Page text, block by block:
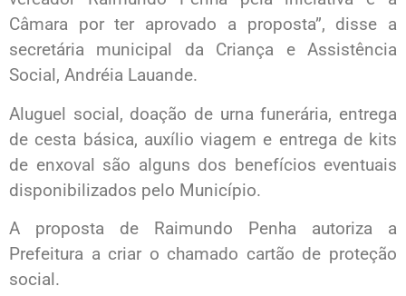
Câmara por ter aprovado a proposta”, disse a
secretária municipal da Criança e Assistência
Social, Andréia Lauande.
Aluguel social, doação de urna funerária, entrega
de cesta básica, auxílio viagem e entrega de kits
de enxoval são alguns dos benefícios eventuais
disponibilizados pelo Município.
A proposta de Raimundo Penha autoriza a
Prefeitura a criar o chamado cartão de proteção
social.